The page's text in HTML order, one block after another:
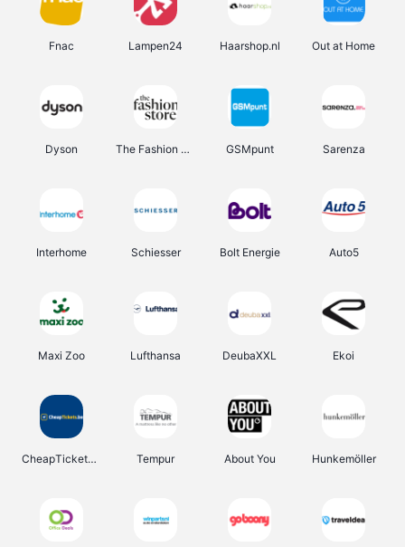
Fnac Lampen24 Haarshop.nl Out at Home
Dyson The Fashion Store GSMpunt Sarenza
Interhome Schiesser Bolt Energie Auto5
Maxi Zoo Lufthansa DeubaXXL Ekoi
CheapTickets.be Tempur About You Hunkemöller